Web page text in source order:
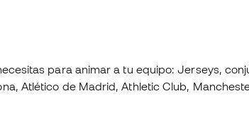
para animar a tu equipo: Jerseys,
Atlético de Madrid, Athletic Club,